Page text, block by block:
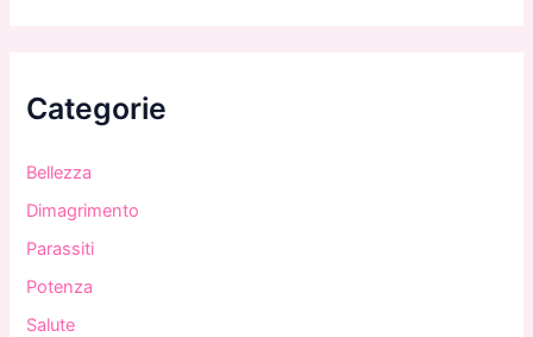
Categorie
Bellezza
Dimagrimento
Parassiti
Potenza
Salute